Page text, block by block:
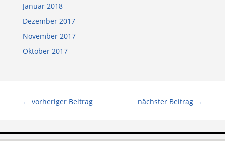
Januar 2018
Dezember 2017
November 2017
Oktober 2017
← vorheriger Beitrag nächster Beitrag →